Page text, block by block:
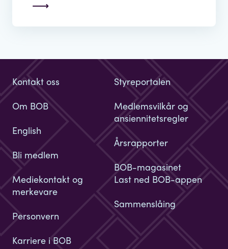
Kontakt oss
Om BOB
English
Bli medlem
Styreportalen
Medlemsvilkår og
ansiennitetsregler
Årsrapporter
BOB-magasinet
Mediekontakt og
merkevare
Personvern
Karriere i BOB
Last ned BOB-appen
Sammenslåing